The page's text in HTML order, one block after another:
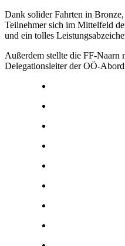
Dank solider Fahrten in
Teilnehmer sich im Mittelfeld
und ein tolles
Außerdem stellte die FF-Naarn
Delegationsleiter der OÖ-